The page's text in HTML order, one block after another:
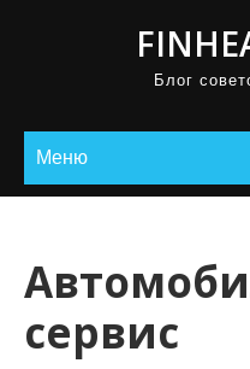
Блог
Меню
сервис